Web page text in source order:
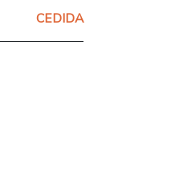
CEDIDA